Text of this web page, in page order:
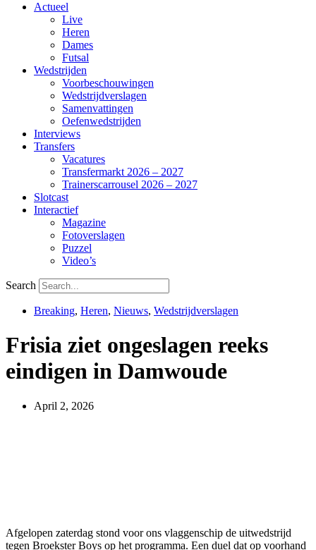
Actueel
Live
Heren
Dames
Futsal
Wedstrijden
Voorbeschouwingen
Wedstrijdverslagen
Samenvattingen
Oefenwedstrijden
Interviews
Transfers
Vacatures
Transfermarkt 2026 – 2027
Trainerscarrousel 2026 – 2027
Slotcast
Interactief
Magazine
Fotoverslagen
Puzzel
Video’s
Search
Breaking, Heren, Nieuws, Wedstrijdverslagen
Frisia ziet ongeslagen reeks
eindigen in Damwoude
April 2, 2026
Afgelopen zaterdag stond voor ons vlaggenschip de uitwedstrijd
tegen Broekster Boys op het programma. Een duel dat op voorhand